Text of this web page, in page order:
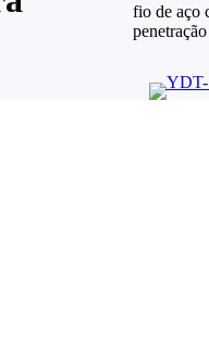
fio de aço